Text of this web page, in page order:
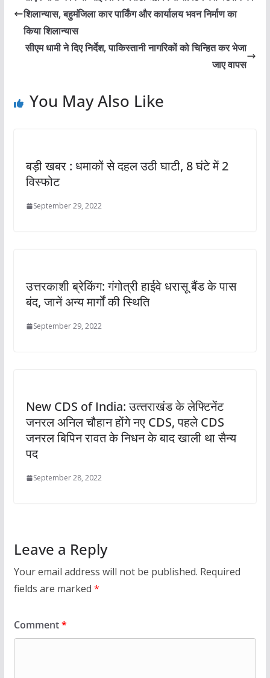
शिलान्यास, बहुमंजिला कार पार्किंग और कार्यालय भवन निर्माण का
किया शिलान्यास
सीएम धामी ने दिए निर्देश, पाकिस्तानी नागरिकों को चिन्हित कर भेजा
जाए वापस
You May Also Like
बड़ी खबर : धमाकों से दहल उठी घाटी, 8 घंटे में 2
विस्फोट
September 29, 2022
उत्तरकाशी ब्रेकिंग: गंगोत्री हाईवे धरासू बैंड के पास
बंद, जानें अन्य मार्गों की स्थिति
September 29, 2022
New CDS of India: उत्‍तराखंड के लेफ्टिनेंट
जनरल अनिल चौहान होंगे नए CDS, पहले CDS
जनरल बिपिन रावत के निधन के बाद खाली था सैन्य
पद
September 28, 2022
Leave a Reply
Your email address will not be published. Required
fields are marked *
Comment*